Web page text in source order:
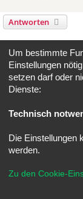
Antworten
Portal Foren-
Um bestimmte
Einstellungen
setzen darf oder
Dienste:
Technisch
Die Einstellungen
werden.
Zu den Cookie-